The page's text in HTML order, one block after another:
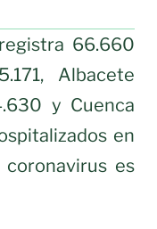
66.660
Albacete
y Cuenca
en
es